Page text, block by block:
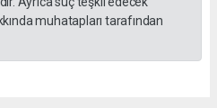
muhatapları tarafından